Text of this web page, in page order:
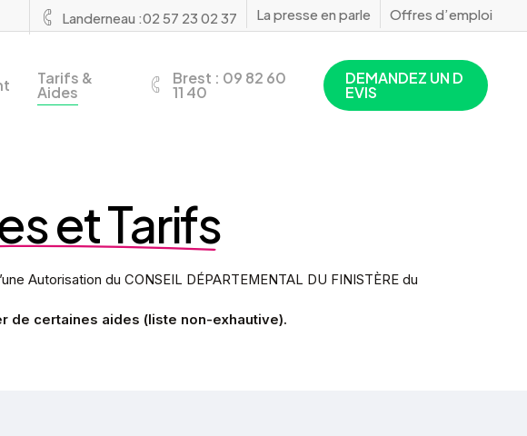
Landerneau :02 57 23 02 37 La presse en parle Offres d’emploi
Tarifs &
Aides
Brest : 09 82 60
11 40
DEMANDEZ UN D
EVIS
et Tarifs
Autorisation du CONSEIL DÉPARTEMENTAL DU FINISTÈRE du
de certaines aides (liste non-exhautive).